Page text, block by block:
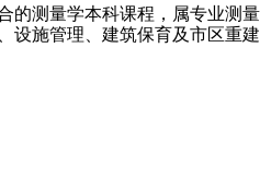
的测量学本科课程，属专业测
设施管理、建筑保育及市区重